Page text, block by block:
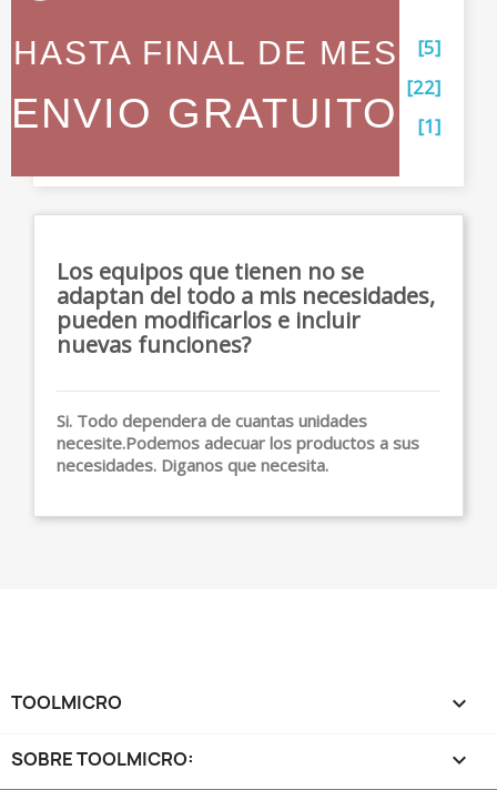
General
[5]
[22]
Abre puertas via WIFI
[1]
Los equipos que tienen no se
adaptan del todo a mis necesidades,
pueden modificarlos e incluir
nuevas funciones?
Si. Todo dependera de cuantas unidades
necesite.Podemos adecuar los productos a sus
necesidades. Diganos que necesita.
TOOLMICRO 
SOBRE TOOLMICRO: keyboard_arrow_down
HASTA FINAL DE MES
ENVIO GRATUITO